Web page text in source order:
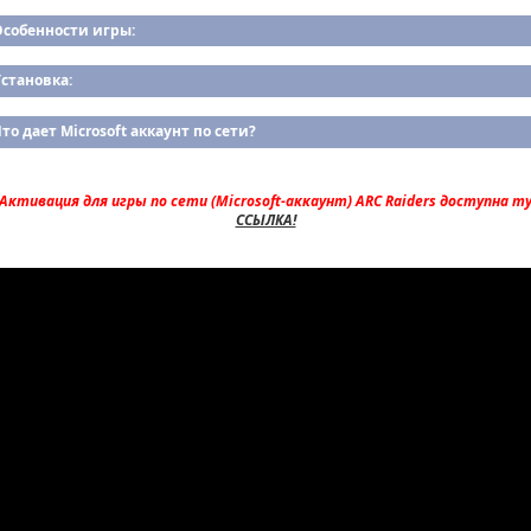
игры:
дает Microsoft аккаунт по сети?
для игры по сети (Microsoft-аккаунт) ARC Raiders доступна
ССЫЛКА!